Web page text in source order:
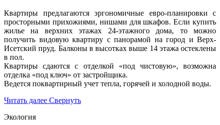
Квартиры предлагаются эргономичные евро-планировки с
просторными прихожиями, нишами для шкафов. Если купить
жилье на верхних этажах 24-этажного дома, то можно
получить видовую квартиру с панорамой на город и Верх-
Исетский пруд. Балконы в высотках выше 14 этажа остеклены
в пол.
Квартиры сдаются с отделкой «под чистовую», возможна
отделка «под ключ» от застройщика.
Ведется поквартирный учет тепла, горячей и холодной воды.
Читать далее Свернуть
Экология